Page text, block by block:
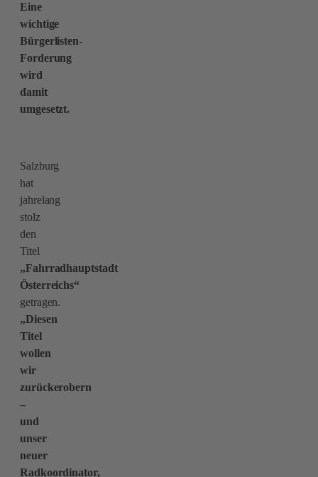
Eine
wichtige
Bürgerlisten-
Forderung
wird
damit
umgesetzt.
Salzburg
hat
jahrelang
stolz
den
Titel
„Fahrradhauptstadt
Österreichs“
getragen.
„Diesen
Titel
wollen
wir
zurückerobern
–
und
unser
neuer
Radkoordinator,